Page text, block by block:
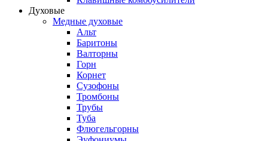
Духовые
Медные духовые
Альт
Баритоны
Валторны
Горн
Корнет
Сузофоны
Тромбоны
Трубы
Туба
Флюгельгорны